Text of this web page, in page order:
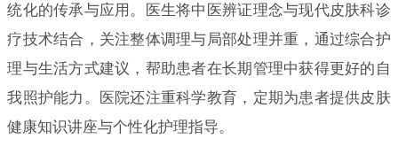
统化的传承与应用。医生将中医辨证理念与现代皮肤科诊
疗技术结合，关注整体调理与局部处理并重，通过综合护
理与生活方式建议，帮助患者在长期管理中获得更好的自
我照护能力。医院还注重科学教育，定期为患者提供皮肤
健康知识讲座与个性化护理指导。